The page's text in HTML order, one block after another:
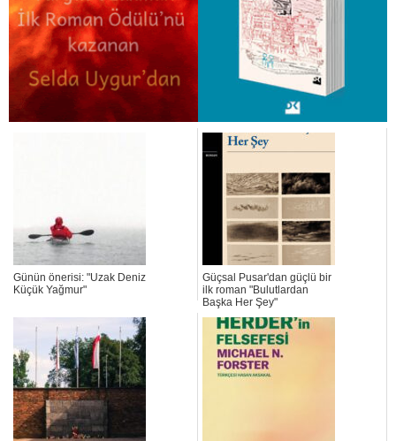
Günün önerisi: "Uzak Deniz
Küçük Yağmur"
Güçsal Pusar'dan güçlü bir
ilk roman "Bulutlardan
Başka Her Şey"